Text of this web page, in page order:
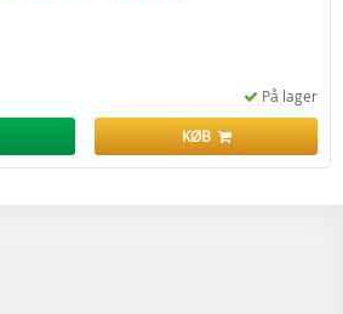
På lager
KØB